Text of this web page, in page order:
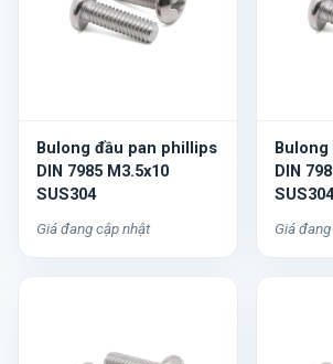
Bulong đầu pan phillips
DIN 7985 M3.5x10
SUS304
Giá đang cập nhật
DIN
SUS304
Giá